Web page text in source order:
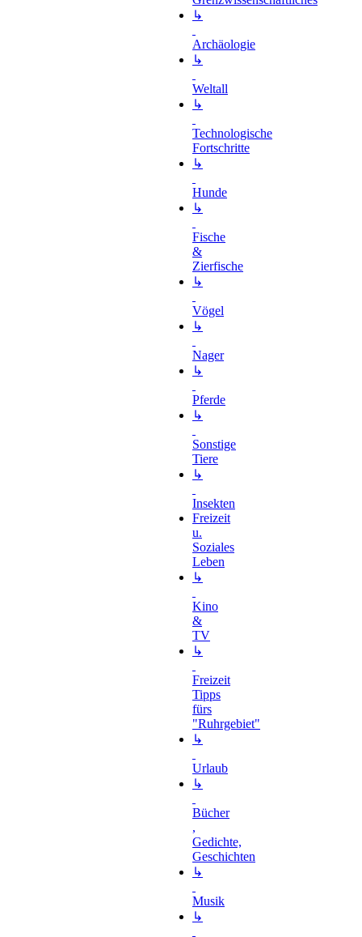
↳
Archäologie
↳
Weltall
↳
Technologische
Fortschritte
↳
Hunde
↳
Fische
&
Zierfische
↳
Vögel
↳
Nager
↳
Pferde
↳
Sonstige
Tiere
↳
Insekten
Freizeit
u.
Soziales
Leben
↳
Kino
&
TV
↳
Freizeit
Tipps
fürs
"Ruhrgebiet"
↳
Urlaub
↳
Bücher
,
Gedichte,
Geschichten
↳
Musik
↳